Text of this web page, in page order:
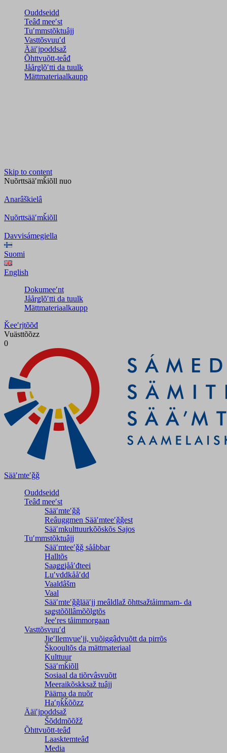
Ouddseidd
Teâđ meeʹst
Tuʹmmstõktuâjj
Vasttõsvuuʹd
Ääiʹjpoddsaž
Õhttvuõtt-teâđ
Jåårǥlõʹtti da tuulk
Mättmateriaalkaupp
Skip to content
Nuõrttsääʹmǩiõll nuo
Anarâškielâ
Nuõrttsääʹmǩiõll
Davvisámegiella
Suomi
English
Dokumeeʹnt
Jåårǥlõʹtti da tuulk
Mättmateriaalkaupp
Ǩeeʹrjtõõđ
Vuästtõõzz
0
Sääʹmteʹǧǧ
Ouddseidd
Teâđ meeʹst
Sääʹmteʹǧǧ
Reâuggmen Sääʹmteeʹǧǧest
Sääʹmkulttuurkõõskõs Sajos
Tuʹmmstõktuâjj
Sääʹmteeʹǧǧ sååbbar
Halltõs
Saaǥǥjååʹđteei
Luʹvddkååʹdd
Vaaldâšm
Vaal
Sääʹmteʹǧǧlääʹjj meâldlaž õhttsažtåimmam- da
saǥstõõllâmõõlǥtõs
Jeeʹres tåimmorgaan
Vasttõsvuuʹd
Jieʹllemvueʹjj, vuõiggâdvuõtt da pirrõs
Škooultõs da mättmateriaal
Kulttuur
Sääʹmǩiõll
Sosiaal da tiõrvâsvuõtt
Meeraikõskksaž tuâjj
Päärna da nuõr
Haʹŋǩǩõõzz
Ääiʹjpoddsaž
Šõddmõõžž
Õhttvuõtt-teâđ
Laasktemteâđ
Media